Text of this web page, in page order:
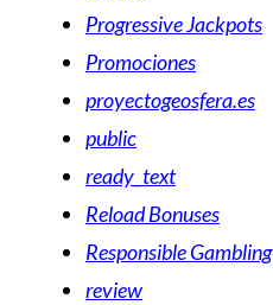
Progressive Jackpots
Promociones
proyectogeosfera.es
public
ready_text
Reload Bonuses
Responsible Gambling
review